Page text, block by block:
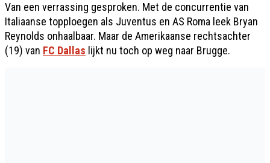
Van een verrassing gesproken. Met de concurrentie van
Italiaanse topploegen als Juventus en AS Roma leek Bryan
Reynolds onhaalbaar. Maar de Amerikaanse rechtsachter
(19) van FC Dallas lijkt nu toch op weg naar Brugge.